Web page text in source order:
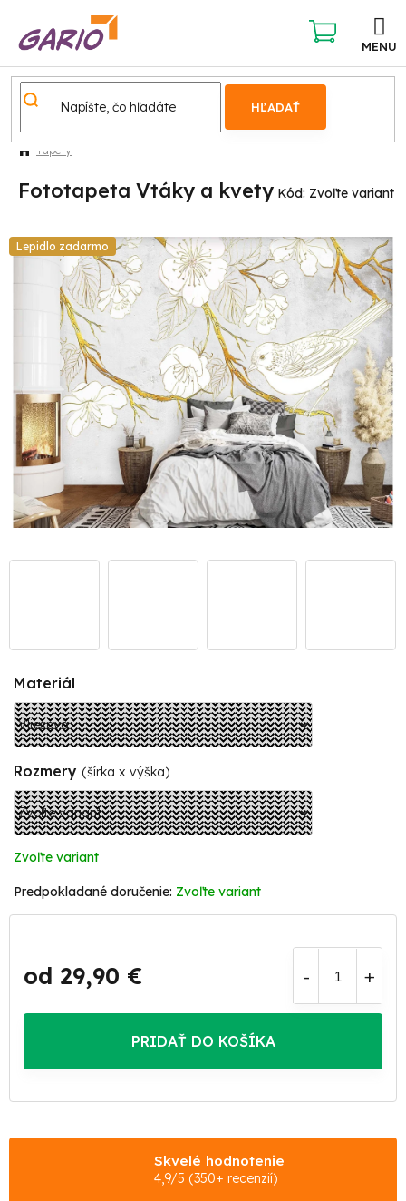
obsah
HĽADAŤ
NÁKUPNÝ
KOŠÍK
Tapety
Fototapeta Vtáky a kvety Kód: Zvoľte variant
Lepidlo zadarmo
Materiál
Rozmery (šírka x výška)
Zvoľte variant
Zvoľte variant
od 29,90 €
Jednotková
cena:
PRIDAŤ DO KOŠÍKA
Skvelé hodnotenie
4,9/5 (350+ recenzií)